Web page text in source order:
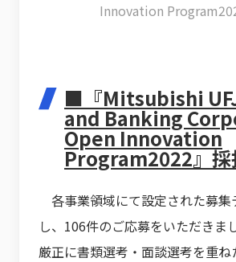
Innovation
■『Mitsubishi
and Banking
Open Innovation
Program2022』採
各事業領域にて設定された募集
し、106件のご応募をいただきま
厳正に書類選考・面談選考を重ね